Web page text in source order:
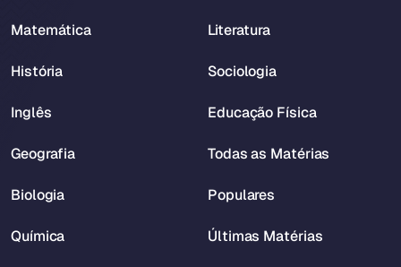
Matemática
História
Inglês
Geografia
Biologia
Química
Literatura
Sociologia
Educação Física
Todas as Matérias
Populares
Últimas Matérias